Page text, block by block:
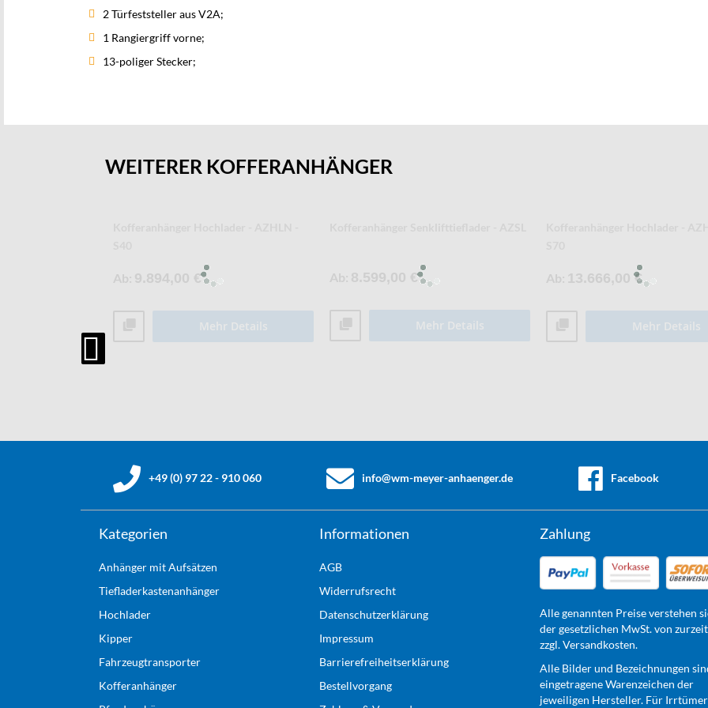
2 Türfeststeller aus V2A;
1 Rangiergriff vorne;
13-poliger Stecker;
WEITERER KOFFERANHÄNGER
17.963,19 €
Mehr Details
4.021,00 €
Mehr Details
4.593,00 €
Mehr Details
+49 (0) 97 22 - 910 060 info@wm-meyer-anhaenger.de Facebook
Kategorien
Anhänger mit Aufsätzen
Tiefladerkastenanhänger
Hochlader
Kipper
Fahrzeugtransporter
Kofferanhänger
Informationen
AGB
Widerrufsrecht
Datenschutzerklärung
Impressum
Barrierefreiheitserklärung
Bestellvorgang
Zahlung
Alle genannten Preise verstehen
der gesetzlichen MwSt. von
zzgl. Versandkosten.
Alle Bilder und Bezeichnungen
eingetragene Warenzeichen der
jeweiligen Hersteller. Für